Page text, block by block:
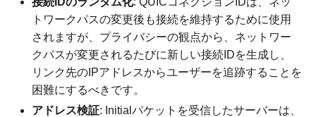
トワークパスの変更後も接続を維持するために使用
されますが、プライバシーの観点から、ネットワー
クパスが変更されるたびに新しい接続IDを生成し、
リンク先のIPアドレスからユーザーを追跡することを
困難にするべきです。
アドレス検証: Initialパケットを受信したサーバーは、